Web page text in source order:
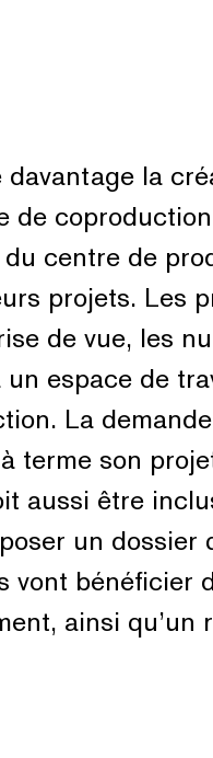
la
de
centre de
projets. Les
de vue, les
espace de
La
terme son
aussi être
un
vont bénéficier
ainsi